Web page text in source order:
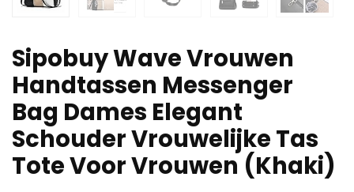
Sipobuy Wave Vrouwen
Handtassen Messenger
Bag Dames Elegant
Schouder Vrouwelijke Tas
Tote Voor Vrouwen (Khaki)